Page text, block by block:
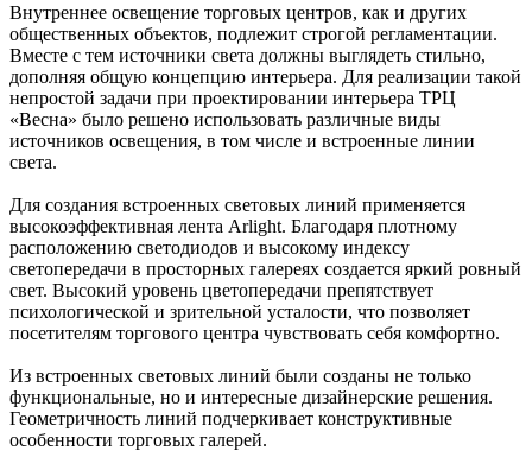
Внутреннее освещение торговых центров, как и других
общественных объектов, подлежит строгой регламентации.
Вместе с тем источники света должны выглядеть стильно,
дополняя общую концепцию интерьера. Для реализации такой
непростой задачи при проектировании интерьера ТРЦ
«Весна» было решено использовать различные виды
источников освещения, в том числе и встроенные линии
света.
Для создания встроенных световых линий применяется
высокоэффективная лента Arlight. Благодаря плотному
расположению светодиодов и высокому индексу
светопередачи в просторных галереях создается яркий ровный
свет. Высокий уровень цветопередачи препятствует
психологической и зрительной усталости, что позволяет
посетителям торгового центра чувствовать себя комфортно.
Из встроенных световых линий были созданы не только
функциональные, но и интересные дизайнерские решения.
Геометричность линий подчеркивает конструктивные
особенности торговых галерей.